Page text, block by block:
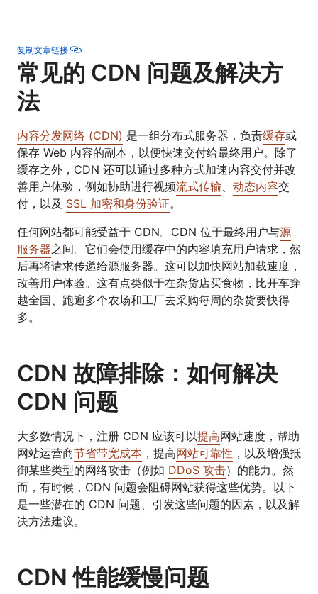
复制文章链接
常见的 CDN 问题及解决方
法
内容分发网络 (CDN) 是一组分布式服务器，负责缓存或
保存 Web 内容的副本，以便快速交付给最终用户。除了
缓存之外，CDN 还可以通过多种方式加速内容交付并改
善用户体验，例如协助进行视频流式传输、 动态内容交
付，以及 SSL 加密和身份验证。
任何网站都可能受益于 CDN。CDN 位于最终用户与源
服务器之间。它们会使用缓存中的内容填充用户请求，然
后再将请求传递给源服务器。这可以加快网站加载速度，
改善用户体验。这有点类似于在杂货店买食物，比开车穿
越全国、跑遍多个农场和工厂去采购每周的杂货要快得
多。
CDN 故障排除：如何解决
CDN 问题
大多数情况下，注册 CDN 应该可以提高网站速度，帮助
网站运营商节省带宽成本 ，提高网站可靠性 ，以及增强抵
御某些类型的网络攻击（例如 DDoS 攻击）的能力。然
而，有时候，CDN 问题会阻碍网站获得这些优势。以下
是一些潜在的 CDN 问题、引发这些问题的因素，以及解
决方法建议。
CDN 性能缓慢问题